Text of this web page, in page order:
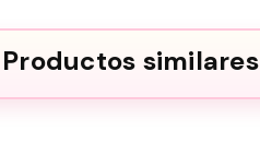
Productos similares